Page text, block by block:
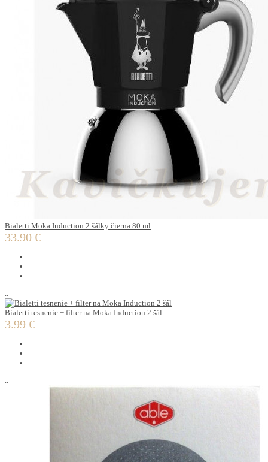
Bialetti Moka Induction 2 šálky čierna 80 ml
33.90 €
Bialetti tesnenie + filter na Moka Induction 2 šál
3.99 €